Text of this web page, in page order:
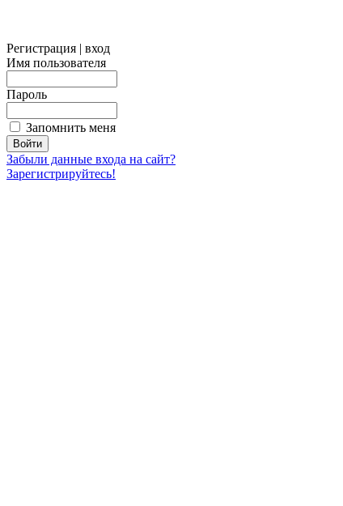
Регистрация | вход
Имя пользователя
Пароль
Запомнить меня
Забыли данные входа на сайт?
Зарегистрируйтесь!